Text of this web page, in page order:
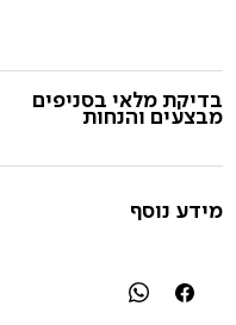
בדיקת מלאי בסניפים
מבצעים והנחות
מידע נוסף